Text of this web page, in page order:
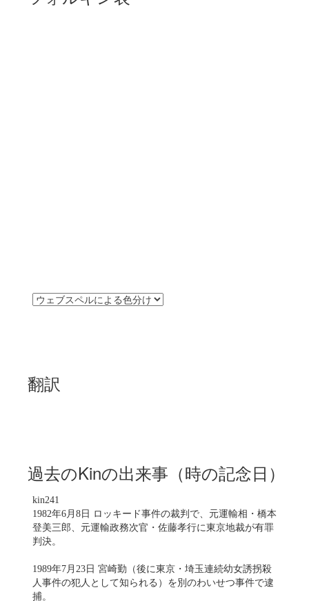
翻訳
過去のKinの出来事（時の記念日）
kin241
1982年6月8日 ロッキード事件の裁判で、元運輸相・橋本
登美三郎、元運輸政務次官・佐藤孝行に東京地裁が有罪
判決。
1989年7月23日 宮崎勤（後に東京・埼玉連続幼女誘拐殺
人事件の犯人として知られる）を別のわいせつ事件で逮
捕。